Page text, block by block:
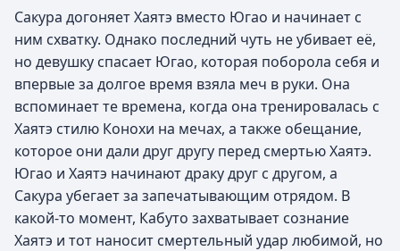
Сакура догоняет Хаятэ вместо Югао и начинает с
ним схватку. Однако последний чуть не убивает её,
но девушку спасает Югао, которая поборола себя и
впервые за долгое время взяла меч в руки. Она
вспоминает те времена, когда она тренировалась с
Хаятэ стилю Конохи на мечах, а также обещание,
которое они дали друг другу перед смертью Хаятэ.
Югао и Хаятэ начинают драку друг с другом, а
Сакура убегает за запечатывающим отрядом. В
какой-то момент, Кабуто захватывает сознание
Хаятэ и тот наносит смертельный удар любимой, но